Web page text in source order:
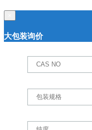
大包装询价